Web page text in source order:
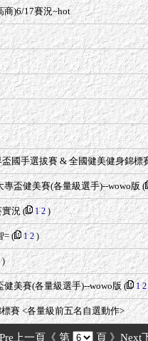
商)6/17賽況~hot
國手選拔賽 & 全國健美健身錦標
盃健美賽(各量級選手)--wowo版(
實況( 1 2)
=( 1 2)
)
美賽(各量級選手)--wowo版( 1 2
賽 <各量級前五名自選動作>
Pre上一頁《 第 頁 》Next